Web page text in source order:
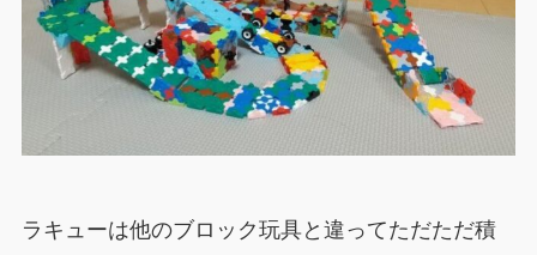
ラキューは他のブロック玩具と違ってただただ積